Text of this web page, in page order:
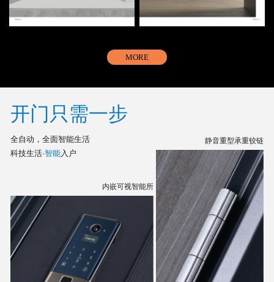
MORE
开门只需一步
全自动，全面智能生活
科技生活·智能入户
内嵌可视智能所
静音重型承重铰链